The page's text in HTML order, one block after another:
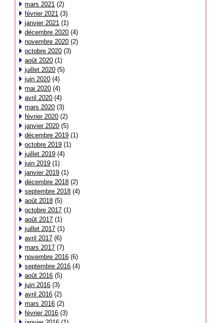
mars 2021 (2)
février 2021 (3)
janvier 2021 (1)
décembre 2020 (4)
novembre 2020 (2)
octobre 2020 (3)
août 2020 (1)
juillet 2020 (5)
juin 2020 (4)
mai 2020 (4)
avril 2020 (4)
mars 2020 (3)
février 2020 (2)
janvier 2020 (5)
décembre 2019 (1)
octobre 2019 (1)
juillet 2019 (4)
juin 2019 (1)
janvier 2019 (1)
décembre 2018 (2)
septembre 2018 (4)
août 2018 (5)
octobre 2017 (1)
août 2017 (1)
juillet 2017 (1)
avril 2017 (6)
mars 2017 (7)
novembre 2016 (6)
septembre 2016 (4)
août 2016 (5)
juin 2016 (3)
avril 2016 (2)
mars 2016 (2)
février 2016 (3)